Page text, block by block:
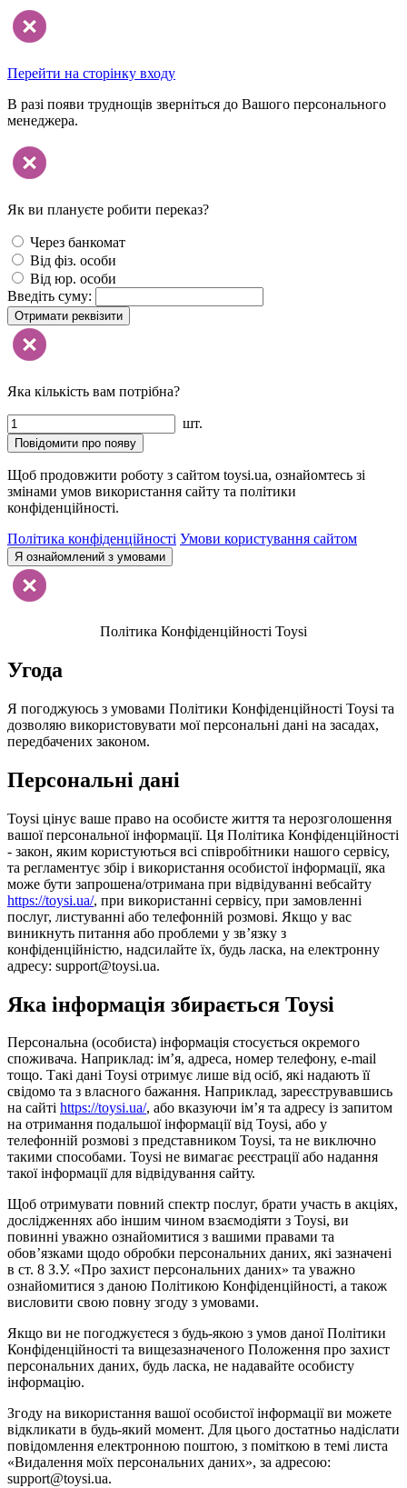
Перейти на сторінку входу
В разі появи труднощів зверніться до Вашого персонального
менеджера.
Як ви плануєте робити переказ?
Через банкомат
Від фіз. особи
Від юр. особи
Введіть суму:
Отримати реквізити
Яка кількість вам потрібна?
шт.
Повідомити про появу
Щоб продовжити роботу з сайтом toysi.ua, ознайомтесь зі
змінами умов використання сайту та політики
конфіденційності.
Політика конфіденційності Умови користування сайтом
Я ознайомлений з умовами
Політика Конфіденційності Toysi
Угода
Я погоджуюсь з умовами Політики Конфіденційності Toysi та
дозволяю використовувати мої персональні дані на засадах,
передбачених законом.
Персональні дані
Toysi цінує ваше право на особисте життя та нерозголошення
вашої персональної інформації. Ця Політика Конфіденційності
- закон, яким користуються всі співробітники нашого сервісу,
та регламентує збір і використання особистої інформації, яка
може бути запрошена/отримана при відвідуванні вебсайту
https://toysi.ua/, при використанні сервісу, при замовленні
послуг, листуванні або телефонній розмові. Якщо у вас
виникнуть питання або проблеми у зв’язку з
конфіденційністю, надсилайте їх, будь ласка, на електронну
адресу: support@toysi.ua.
Яка інформація збирається Toysi
Персональна (особиста) інформація стосується окремого
споживача. Наприклад: ім’я, адреса, номер телефону, e-mail
тощо. Такі дані Toysi отримує лише від осіб, які надають її
свідомо та з власного бажання. Наприклад, зареєструвавшись
на сайті https://toysi.ua/, або вказуючи ім’я та адресу із запитом
на отримання подальшої інформації від Toysi, або у
телефонній розмові з представником Toysi, та не виключно
такими способами. Toysi не вимагає реєстрації або надання
такої інформації для відвідування сайту.
Щоб отримувати повний спектр послуг, брати участь в акціях,
дослідженнях або іншим чином взаємодіяти з Toysi, ви
повинні уважно ознайомитися з вашими правами та
обов’язками щодо обробки персональних даних, які зазначені
в ст. 8 З.У. «Про захист персональних даних» та уважно
ознайомитися з даною Політикою Конфіденційності, а також
висловити свою повну згоду з умовами.
Якщо ви не погоджуєтеся з будь-якою з умов даної Політики
Конфіденційності та вищезазначеного Положення про захист
персональних даних, будь ласка, не надавайте особисту
інформацію.
Згоду на використання вашої особистої інформації ви можете
відкликати в будь-який момент. Для цього достатньо надіслати
повідомлення електронною поштою, з поміткою в темі листа
«Видалення моїх персональних даних», за адресою:
support@toysi.ua.